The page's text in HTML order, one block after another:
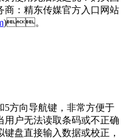
：精东传媒官方入口网站
)。
向导航键，非常方便于
当用户无法读取条码或不正确
盘直接输入数据或校正，